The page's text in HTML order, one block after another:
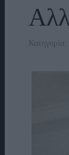
Κατηγορία: